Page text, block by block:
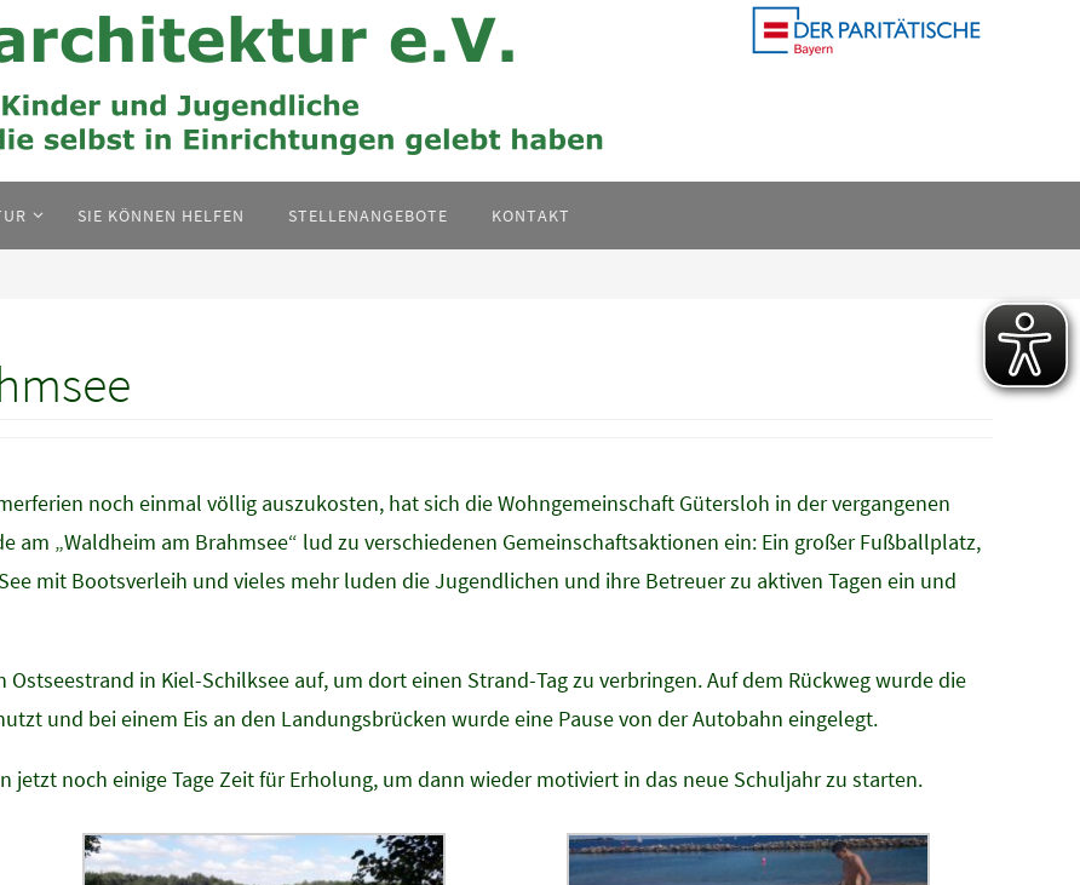
SIE KÖNNEN HELFEN STELLENANGEBOTE KONTAKT
noch einmal völlig auszukosten, hat sich die Wohngemeinschaft Gütersloh in der vergangenen
am „Waldheim am Brahmsee“ lud zu verschiedenen Gemeinschaftsaktionen ein: Ein großer Fußballplatz,
mit Bootsverleih und vieles mehr luden die Jugendlichen und ihre Betreuer zu aktiven Tagen ein und
in Kiel-Schilksee auf, um dort einen Strand-Tag zu verbringen. Auf dem Rückweg wurde die
und bei einem Eis an den Landungsbrücken wurde eine Pause von der Autobahn eingelegt.
noch einige Tage Zeit für Erholung, um dann wieder motiviert in das neue Schuljahr zu starten.